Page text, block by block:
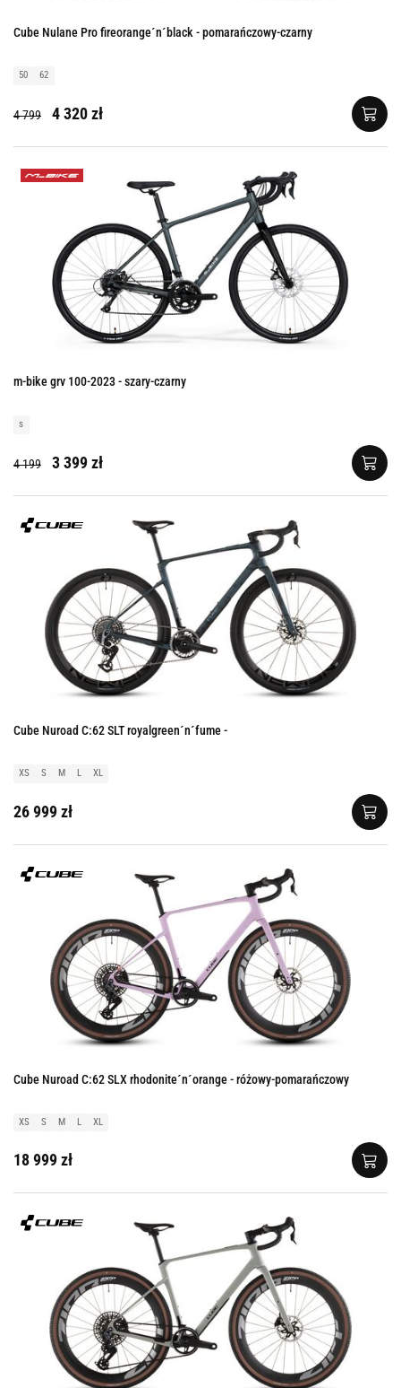
Cube Nulane Pro fireorange´n´black - pomarańczowy-czarny
50 62
4 799 4 320 zł
m-bike grv 100-2023 - szary-czarny
s
4 199 3 399 zł
Cube Nuroad C:62 SLT royalgreen´n´fume -
XS S M L XL
26 999 zł
Cube Nuroad C:62 SLX rhodonite´n´orange - różowy-pomarańczowy
XS S M L XL
18 999 zł